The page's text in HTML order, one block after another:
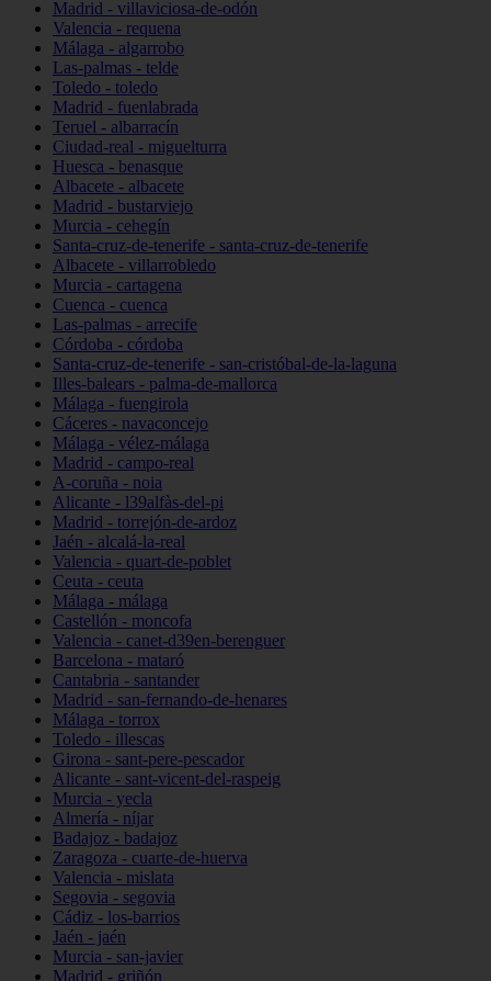
Madrid - villaviciosa-de-odón
Valencia - requena
Málaga - algarrobo
Las-palmas - telde
Toledo - toledo
Madrid - fuenlabrada
Teruel - albarracín
Ciudad-real - miguelturra
Huesca - benasque
Albacete - albacete
Madrid - bustarviejo
Murcia - cehegín
Santa-cruz-de-tenerife - santa-cruz-de-tenerife
Albacete - villarrobledo
Murcia - cartagena
Cuenca - cuenca
Las-palmas - arrecife
Córdoba - córdoba
Santa-cruz-de-tenerife - san-cristóbal-de-la-laguna
Illes-balears - palma-de-mallorca
Málaga - fuengirola
Cáceres - navaconcejo
Málaga - vélez-málaga
Madrid - campo-real
A-coruña - noia
Alicante - l39alfàs-del-pi
Madrid - torrejón-de-ardoz
Jaén - alcalá-la-real
Valencia - quart-de-poblet
Ceuta - ceuta
Málaga - málaga
Castellón - moncofa
Valencia - canet-d39en-berenguer
Barcelona - mataró
Cantabria - santander
Madrid - san-fernando-de-henares
Málaga - torrox
Toledo - illescas
Girona - sant-pere-pescador
Alicante - sant-vicent-del-raspeig
Murcia - yecla
Almería - níjar
Badajoz - badajoz
Zaragoza - cuarte-de-huerva
Valencia - mislata
Segovia - segovia
Cádiz - los-barrios
Jaén - jaén
Murcia - san-javier
Madrid - griñón